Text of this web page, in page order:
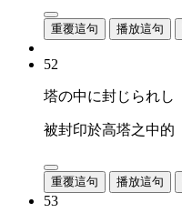
重覆這句 播放這句
52
塔の中に封じられし
被封印於高塔之中的
重覆這句 播放這句
53